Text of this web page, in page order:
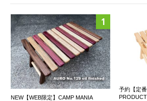
NEW【WEB限定】CAMP MANIA
予約【定